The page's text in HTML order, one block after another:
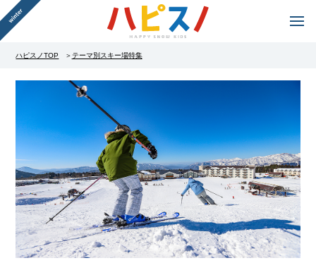
ハピスノTOP テーマ別スキー場特集